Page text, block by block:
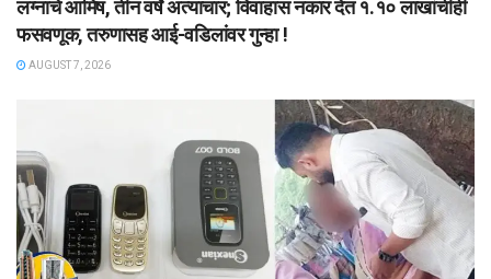
लग्नाचे आमिष, तीन वर्षे अत्याचार; विवाहास नकार देत १.१० लाखांचीही
फसवणूक, तरुणासह आई-वडिलांवर गुन्हा !
AUGUST 7, 2026